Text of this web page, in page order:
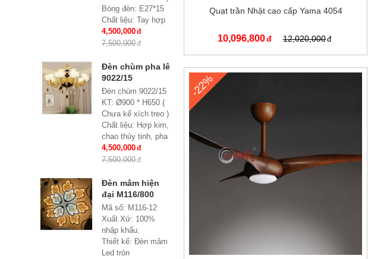
Quạt trần Nhật cao cấp Yama 4054
10,096,800 12,020,000
-22%
Bóng đèn: E27*15
Chất liệu: Tay hợp
kim, chao thủy tinh
đính hạt pha lê
4,500,000
7,500,000
Đèn chùm pha lê
9022/15
Đèn chùm 9022/15
KT: Ø900 * H650 (
Chưa kể xích treo )
Chất liệu: Hợp kim,
chao thủy tinh, pha
lê
Bóng đèn: E27*15
4,500,000
7,500,000
Đèn mâm hiện
đại M116/800
Mã số: M116-12
Xuất Xứ: 100%
nhập khẩu.
Thiết kế: Đèn mâm
Led tròn